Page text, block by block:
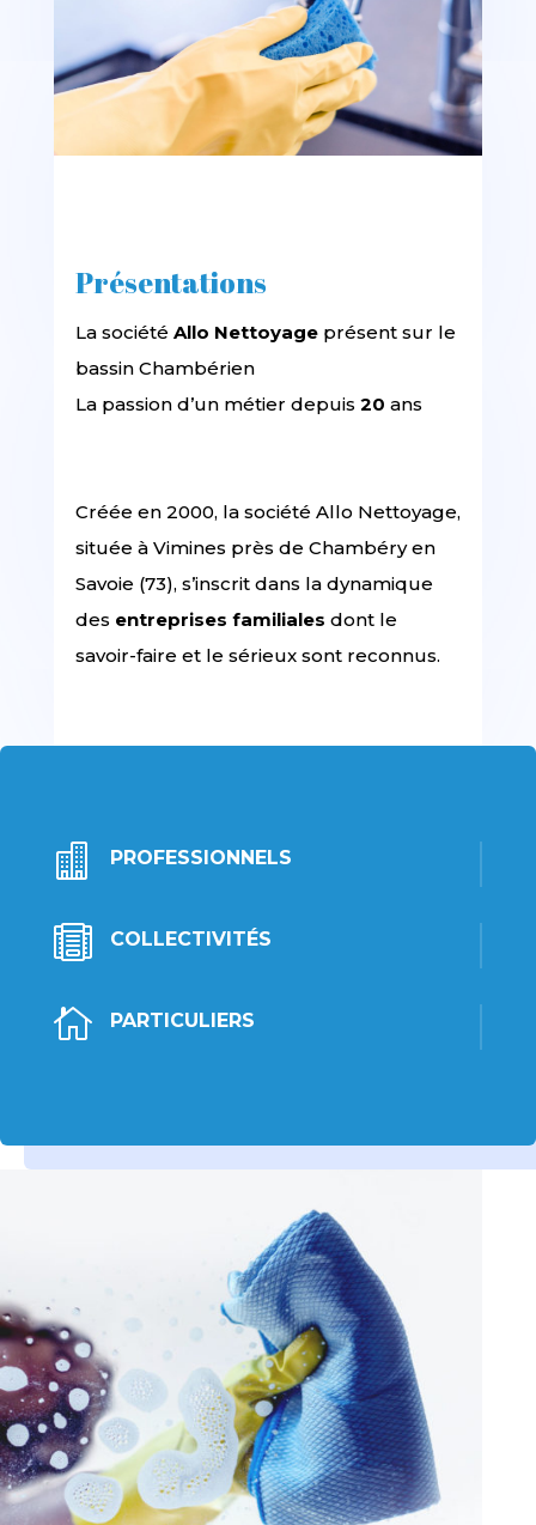
Présentations
La société Allo Nettoyageprésent sur le
bassin Chambérien
La passion d’un métier depuis 20 ans
Créée en 2000, la société Allo Nettoyage,
située à Vimines près de Chambéry en
Savoie (73), s’inscrit dans la dynamique
des entreprises familiales dont le
savoir-faire et le sérieux sont reconnus.
 PROFESSIONNELS
 COLLECTIVITÉS
 PARTICULIERS